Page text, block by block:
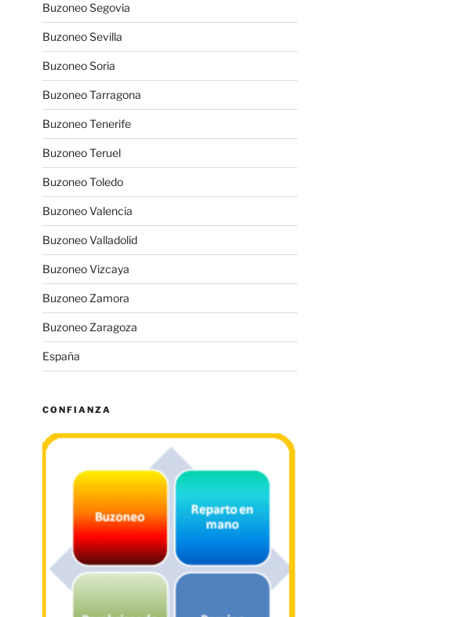
Buzoneo Segovia
Buzoneo Sevilla
Buzoneo Soria
Buzoneo Tarragona
Buzoneo Tenerife
Buzoneo Teruel
Buzoneo Toledo
Buzoneo Valencia
Buzoneo Valladolid
Buzoneo Vizcaya
Buzoneo Zamora
Buzoneo Zaragoza
España
CONFIANZA